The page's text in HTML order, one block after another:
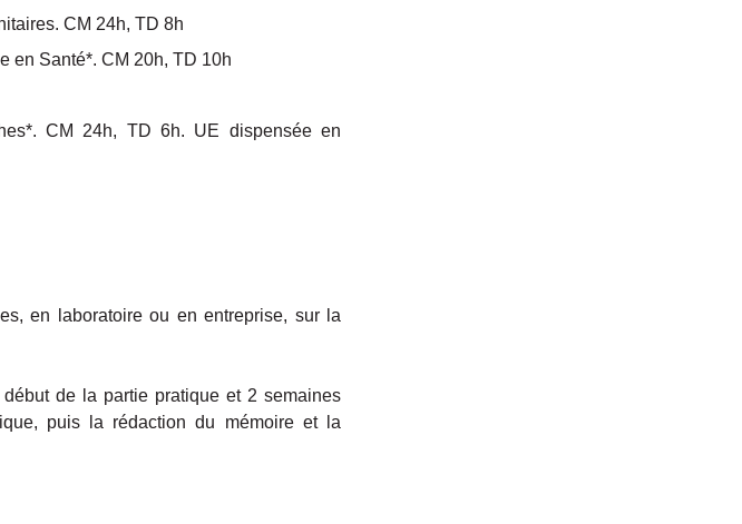
CM 24h, TD 8h
en Santé*. CM 20h, TD 10h
CM 24h, TD 6h. UE dispensée en
en laboratoire ou en entreprise, sur la
de la partie pratique et 2 semaines
puis la rédaction du mémoire et la